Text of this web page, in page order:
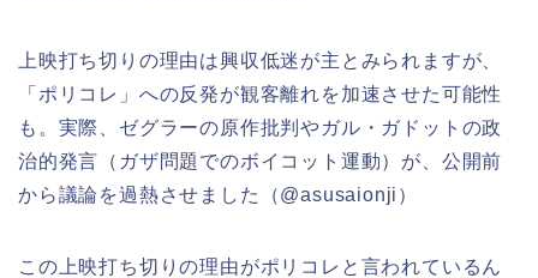
上映打ち切りの理由は興収低迷が主とみられますが、
「ポリコレ」への反発が観客離れを加速させた可能性
も。実際、ゼグラーの原作批判やガル・ガドットの政
治的発言（ガザ問題でのボイコット運動）が、公開前
から議論を過熱させました（@asusaionji）
この上映打ち切りの理由がポリコレと言われているん